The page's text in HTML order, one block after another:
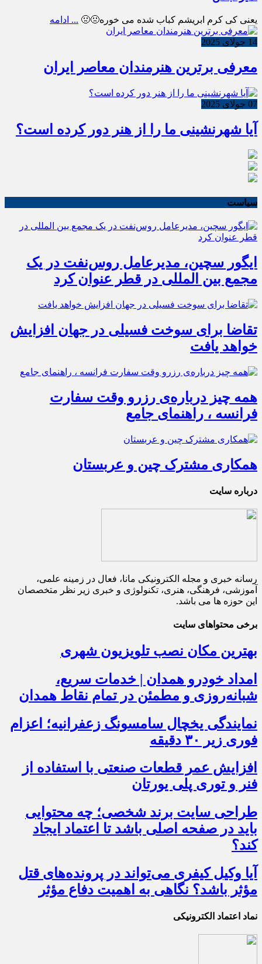
یعنی کی کرم ابریشم کباب شده می خوره🤢🤢 ... ادامه
14 جولای 2025
معرفی برترین هنرمندان معاصر ایران
07 جولای 2025
آیا شهرنشینی ما را از هنر دور کرده است؟
سیاست
ایگور سچین، مدیرعامل روس‌نفت در یک
مجمع بین المللی در قطر عنوان کرد
تقاضا برای سوخت فسیلی در جهان افزایش
خواهد یافت
همه چیز درباره‌ی رزرو وقت سفارت
فرانسه ، راهنمای جامع
همکاری مشترک چین و عربستان
درباره سایت
رسانه خبری و مجله الکترونیکی مانا، فعال در زمینه علمی،
آموزشی، فرهنگی، هنری، تکنولوژی و خبری زیر نظر متخصصان
این حوزه ها می باشد.
برخی محتواهای سایت
بهترین مکان نصب تلویزیون شهری
امداد خودرو همدان | خدمات سریع،
شبانه‌روزی و مطمئن در تمام نقاط همدان
نمایندگی یخچال سامسونگ زعفرانیه؛ اعزام
فوری زیر ۳۰ دقیقه
افزایش عمر قطعات صنعتی با استفاده از
فنر و توری پلی یورتان
طراحی سایت برند شخصی؛ چه محتوایی
باید در صفحه اصلی باشد تا اعتماد ایجاد
کند؟
آیا وکیل کیفری می‌تواند در پرونده‌های قتل
مؤثر باشد؟ نگاهی به اهمیت دفاع مؤثر
نماد اعتماد الکترونیکی